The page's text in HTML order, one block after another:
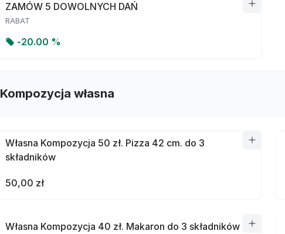
ZAMÓW 5 DOWOLNYCH DAŃ
RABAT
-20.00 %
Kompozycja własna
Własna Kompozycja 50 zł. Pizza 42 cm. do 3
składników
50,00 zł
Własna Kompozycja 40 zł. Makaron do 3 składników